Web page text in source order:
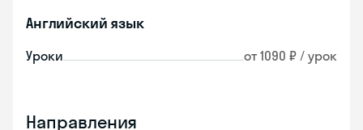
Английский язык
Уроки от 1090 ₽ / урок
Направления